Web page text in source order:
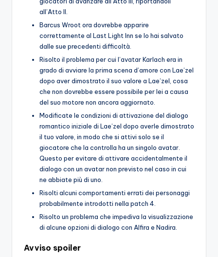
all’Atto II.
Barcus Wroot ora dovrebbe apparire
correttamente al Last Light Inn se lo hai salvato
dalle sue precedenti difficoltà.
Risolto il problema per cui l’avatar Karlach era in
grado di avviare la prima scena d’amore con Lae’zel
dopo aver dimostrato il suo valore a Lae’zel, cosa
che non dovrebbe essere possibile per lei a causa
del suo motore non ancora aggiornato.
Modificate le condizioni di attivazione del dialogo
romantico iniziale di Lae’zel dopo averle dimostrato
il tuo valore, in modo che si attivi solo se il
giocatore che la controlla ha un singolo avatar.
Questo per evitare di attivare accidentalmente il
dialogo con un avatar non previsto nel caso in cui
ne abbiate più di uno.
Risolti alcuni comportamenti errati dei personaggi
probabilmente introdotti nella patch 4.
Risolto un problema che impediva la visualizzazione
di alcune opzioni di dialogo con Alfira e Nadira.
Avviso spoiler